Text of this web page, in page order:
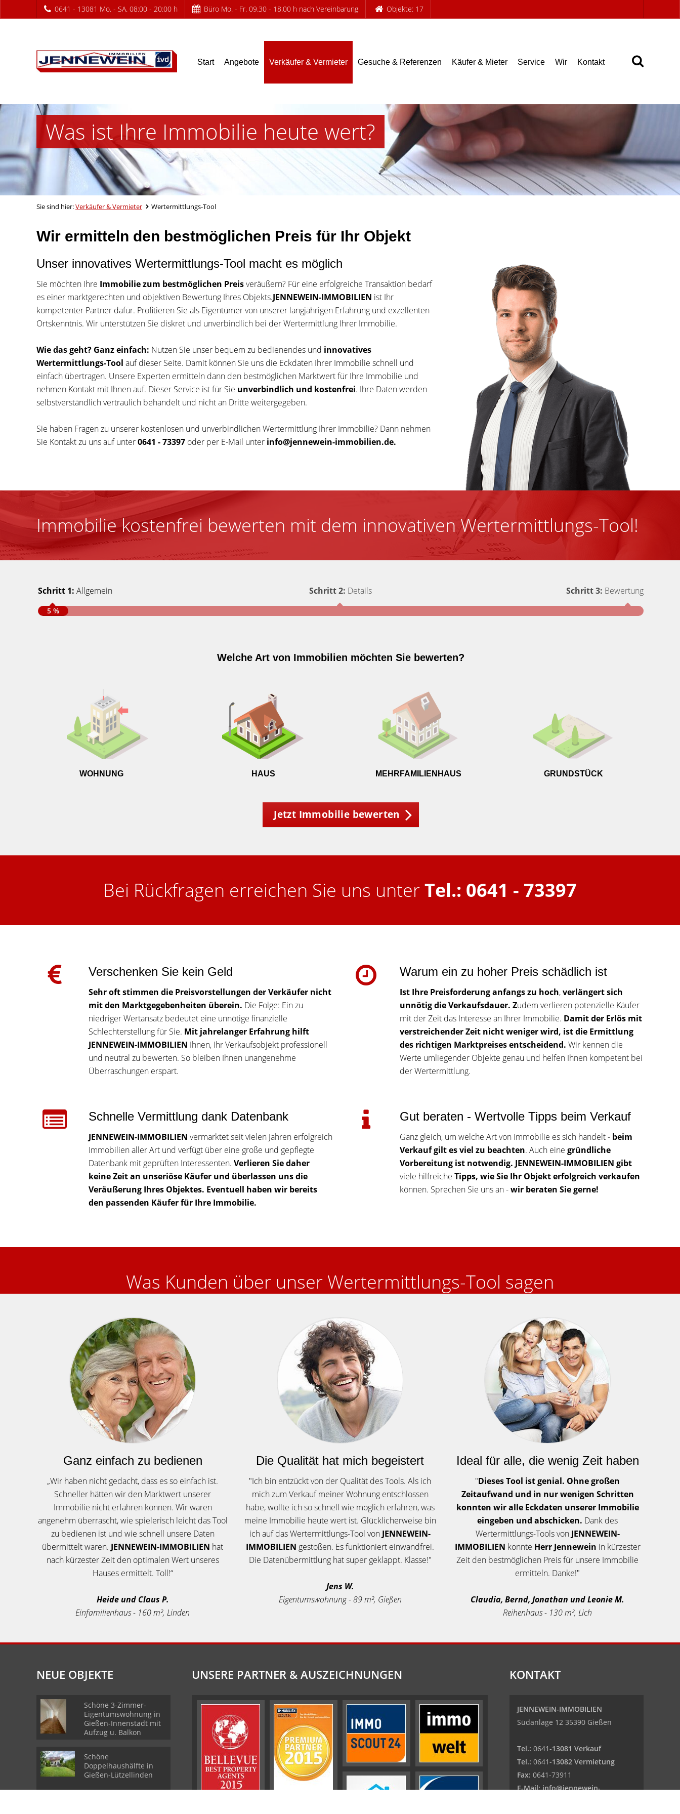
0641 - 13081 Mo. - SA. 08:00 - 20:00 h Büro Mo. - Fr. 09.30 - 18.00 h nach Vereinbarung Objekte: 17
Start Angebote Verkäufer & Vermieter Gesuche & Referenzen Käufer & Mieter Service Wir Kontakt
Was ist Ihre Immobilie heute wert?
Sie sind hier:Verkäufer & Vermieter Wertermittlungs-Tool
Wir ermitteln den bestmöglichen Preis für Ihr Objekt
Unser innovatives Wertermittlungs-Tool macht es möglich
Sie möchten Ihre Immobilie zum bestmöglichen Preisveräußern? Für eine erfolgreiche Transaktion bedarf
es einer marktgerechten und objektiven Bewertung Ihres Objekts.JENNEWEIN-IMMOBILIEN ist Ihr
kompetenter Partner dafür. Profitieren Sie als Eigentümer von unserer langjährigen Erfahrung und exzellenten
Ortskenntnis. Wir unterstützen Sie diskret und unverbindlich bei der Wertermittlung Ihrer Immobilie.
Wie das geht? Ganz einfach: Nutzen Sie unser bequem zu bedienendes und innovatives
Wertermittlungs-Tool auf dieser Seite. Damit können Sie uns die Eckdaten Ihrer Immobilie schnell und
einfach übertragen. Unsere Experten ermitteln dann den bestmöglichen Marktwert für Ihre Immobilie und
nehmen Kontakt mit Ihnen auf. Dieser Service ist für Sie unverbindlich und kostenfrei. Ihre Daten werden
selbstverständlich vertraulich behandelt und nicht an Dritte weitergegeben.
Sie haben Fragen zu unserer kostenlosen und unverbindlichen Wertermittlung Ihrer Immobilie? Dann nehmen
Sie Kontakt zu uns auf unter0641 - 73397 oder per E-Mail unter info@jennewein-immobilien.de.
Immobilie kostenfrei bewerten mit dem innovativen Wertermittlungs-Tool!
Schritt 1: Allgemein Schritt 2: Details Schritt 3: Bewertung
5 %
Welche Art von Immobilien möchten Sie bewerten?
WOHNUNG HAUS MEHRFAMILIENHAUS GRUNDSTÜCK
Jetzt Immobilie bewerten
Bei Rückfragen erreichen Sie uns unterTel.: 0641 - 73397
Verschenken Sie kein Geld
Sehr oft stimmen die Preisvorstellungen der Verkäufer nicht
mit den Marktgegebenheiten überein. Die Folge: Ein zu
niedriger Wertansatz bedeutet eine unnötige finanzielle
Schlechterstellung für Sie. Mit jahrelanger Erfahrung hilft
JENNEWEIN-IMMOBILIEN Ihnen, Ihr Verkaufsobjekt professionell
und neutral zu bewerten. So bleiben Ihnen unangenehme
Überraschungen erspart.
Warum ein zu hoher Preis schädlich ist
Ist Ihre Preisforderung anfangs zu hoch,verlängert sich
unnötig die Verkaufsdauer. Zudem verlieren potenzielle Käufer
mit der Zeit das Interesse an Ihrer Immobilie. Damit der Erlös mit
verstreichender Zeit nicht weniger wird, ist die Ermittlung
des richtigen Marktpreises entscheidend. Wir kennen die
Werte umliegender Objekte genau und helfen Ihnen kompetent bei
der Wertermittlung.
Schnelle Vermittlung dank Datenbank
JENNEWEIN-IMMOBILIEN vermarktet seit vielen Jahren erfolgreich
Immobilien aller Art und verfügt über eine große und gepflegte
Datenbank mit geprüften Interessenten. Verlieren Sie daher
keine Zeit an unseriöse Käufer und überlassen uns die
Veräußerung Ihres Objektes. Eventuell haben wir bereits
den passenden Käufer für Ihre Immobilie.
Gut beraten - Wertvolle Tipps beim Verkauf
Ganz gleich, um welche Art von Immobilie es sich handelt - beim
Verkauf gilt es viel zu beachten. Auch eine gründliche
Vorbereitung ist notwendig. JENNEWEIN-IMMOBILIEN gibt
viele hilfreiche Tipps, wie Sie Ihr Objekt erfolgreich verkaufen
können. Sprechen Sie uns an -wir beraten Sie gerne!
Was Kunden über unser Wertermittlungs-Tool sagen
Ganz einfach zu bedienen
„Wir haben nicht gedacht, dass es so einfach ist.
Schneller hätten wir den Marktwert unserer
Immobilie nicht erfahren können. Wir waren
angenehm überrascht, wie spielerisch leicht das Tool
zu bedienen ist und wie schnell unsere Daten
übermittelt waren. JENNEWEIN-IMMOBILIEN hat
nach kürzester Zeit den optimalen Wert unseres
Hauses ermittelt. Toll!“
Heide und Claus P.
Einfamilienhaus - 160 m², Linden
Die Qualität hat mich begeistert
"Ich bin entzückt von der Qualität des Tools. Als ich
mich zum Verkauf meiner Wohnung entschlossen
habe, wollte ich so schnell wie möglich erfahren, was
meine Immobilie heute wert ist. Glücklicherweise bin
ich auf das Wertermittlungs-Tool von JENNEWEIN-
IMMOBILIEN gestoßen. Es funktioniert einwandfrei.
Die Datenübermittlung hat super geklappt. Klasse!"
Jens W.
Eigentumswohnung - 89 m², Gießen
Ideal für alle, die wenig Zeit haben
"Dieses Tool ist genial. Ohne großen
Zeitaufwand und in nur wenigen Schritten
konnten wir alle Eckdaten unserer Immobilie
eingeben und abschicken. Dank des
Wertermittlungs-Tools von JENNEWEIN-
IMMOBILIEN konnte Herr Jennewein in kürzester
Zeit den bestmöglichen Preis für unsere Immobilie
ermitteln. Danke!"
Claudia, Bernd, Jonathan und Leonie M.
Reihenhaus - 130 m², Lich
NEUE OBJEKTE
Schöne 3-Zimmer-
Eigentumswohnung in
Gießen-Innenstadt mit
Aufzug u. Balkon
Schöne
Doppelhaushälfte in
Gießen-Lützellinden
UNSERE PARTNER & AUSZEICHNUNGEN KONTAKT
JENNEWEIN-IMMOBILIEN
Südanlage 12 35390 Gießen
Tel.: 0641-13081 Verkauf
Tel.: 0641-13082 Vermietung
Fax: 0641-73911
E-Mail:info@jennewein-